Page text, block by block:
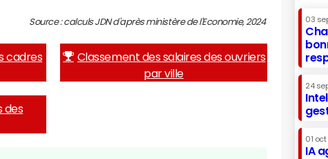
Source : calculs JDN d'après ministère de l'Economie, 2024
cadres
Classement des salaires des ouvriers
par ville
des
03
24
01
IA